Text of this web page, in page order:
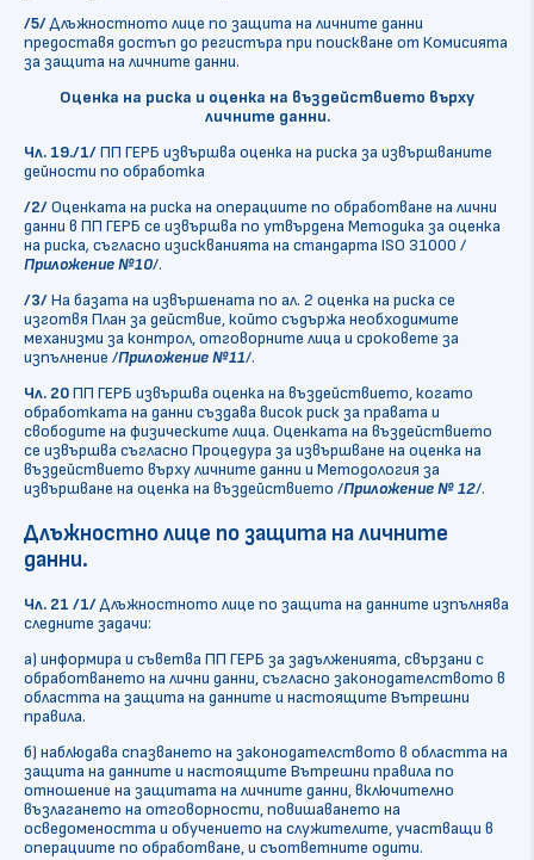
/5/Длъжностното лице по защита на личните данни
предоставя достъп до регистъра при поискване от Комисията
за защита на личните данни.
Оценка на риска и оценка на въздействието върху
личните данни.
Чл. 19./1/ПП ГЕРБ извършва оценка на риска за извършваните
дейности по обработка
/2/Оценката на риска на операциите по обработване на лични
данни в ПП ГЕРБ се извършва по утвърдена Методика за оценка
на риска, съгласно изискванията на стандарта ISO 31000 /
Приложение №10/.
/3/На базата на извършената по ал. 2 оценка на риска се
изготвя План за действие, който съдържа необходимите
механизми за контрол, отговорните лица и сроковете за
изпълнение /Приложение №11/.
Чл. 20ПП ГЕРБ извършва оценка на въздействието, когато
обработката на данни създава висок риск за правата и
свободите на физическите лица. Оценката на въздействието
се извършва съгласно Процедура за извършване на оценка на
въздействието върху личните данни и Методология за
извършване на оценка на въздействието /Приложение № 12/.
Длъжностно лице по защита на личните
данни.
Чл. 21 /1/Длъжностното лице по защита на данните изпълнява
следните задачи:
а) информира и съветва ПП ГЕРБ за задълженията, свързани с
обработването на лични данни, съгласно законодателството в
областта на защита на данните и настоящите Вътрешни
правила.
б) наблюдава спазването на законодателството в областта на
защита на данните и настоящите Вътрешни правила по
отношение на защитата на личните данни, включително
възлагането на отговорности, повишаването на
осведомеността и обучението на служителите, участващи в
операциите по обработване, и съответните одити.